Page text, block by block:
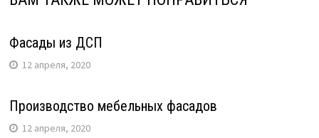
Фасады из ДСП
12 апреля, 2020
Производство мебельных фасадов
12 апреля, 2020